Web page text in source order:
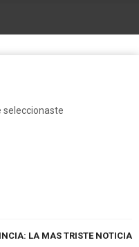
seleccionaste
LA MAS TRISTE NOTICIA